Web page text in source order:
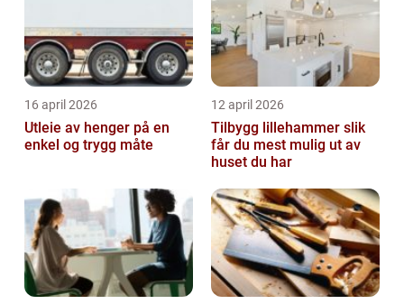
16 april 2026
Utleie av henger på en
enkel og trygg måte
12 april 2026
Tilbygg lillehammer slik
får du mest mulig ut av
huset du har